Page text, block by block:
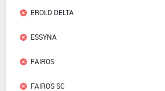
EROLD DELTA
ESSYNA
FAIROS
FAIROS SC